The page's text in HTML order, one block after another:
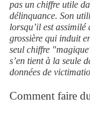
pas un chiffre utile
délinquance. Son
lorsqu’il est
grossière qui induit
seul chiffre
s’en tient à la seule
données de
Comment faire